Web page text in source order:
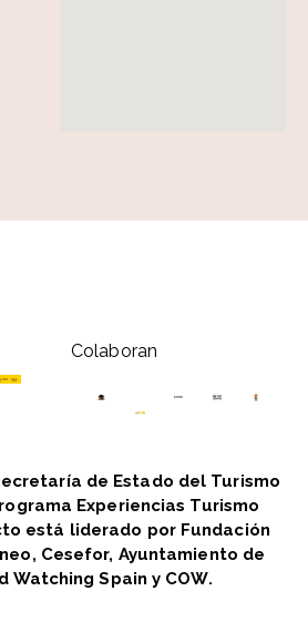
Colaboran
de Estado del Turismo
Experiencias Turismo
está liderado por Fundación
Cesefor, Ayuntamiento de
Watching Spain y COW.